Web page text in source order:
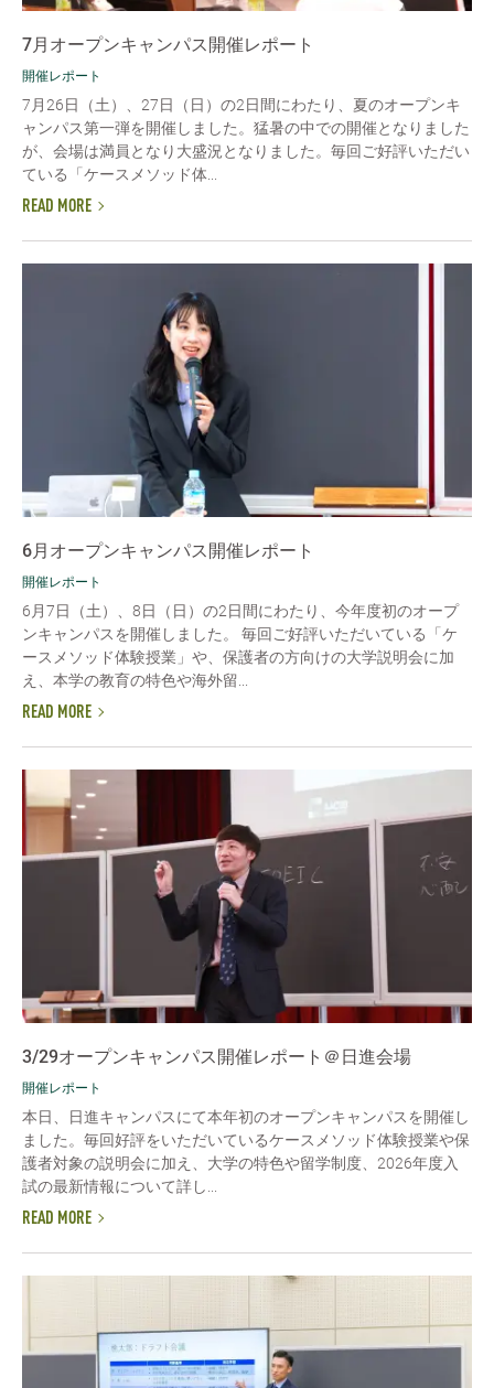
7月オープンキャンパス開催レポート
開催レポート
7月26日（土）、27日（日）の2日間にわたり、夏のオープンキ
ャンパス第一弾を開催しました。猛暑の中での開催となりました
が、会場は満員となり大盛況となりました。毎回ご好評いただい
ている「ケースメソッド体...
READ MORE
6月オープンキャンパス開催レポート
開催レポート
6月7日（土）、8日（日）の2日間にわたり、今年度初のオープ
ンキャンパスを開催しました。 毎回ご好評いただいている「ケ
ースメソッド体験授業」や、保護者の方向けの大学説明会に加
え、本学の教育の特色や海外留...
READ MORE
3/29オープンキャンパス開催レポート＠日進会場
開催レポート
本日、日進キャンパスにて本年初のオープンキャンパスを開催し
ました。毎回好評をいただいているケースメソッド体験授業や保
護者対象の説明会に加え、大学の特色や留学制度、2026年度入
試の最新情報について詳し...
READ MORE